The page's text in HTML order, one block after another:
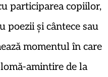
participarea copiilor,
poezii și cântece sau
momentul în care
amintire de la